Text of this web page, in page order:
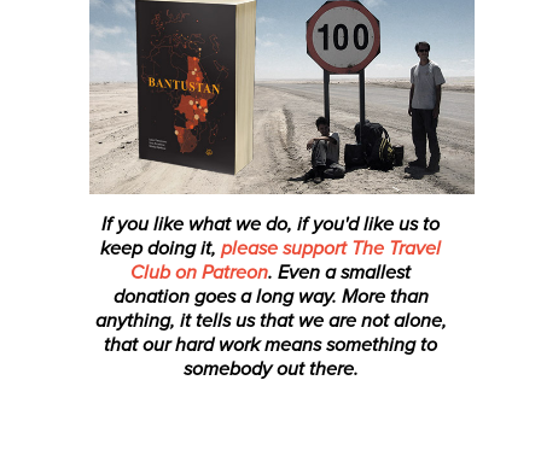
If you like what we do, if you'd like us to
keep doing it, please support The Travel
Club on Patreon. Even a smallest
donationgoes a long way. More than
anything, it tells us that we are not alone,
that our hard work means something to
somebody out there.